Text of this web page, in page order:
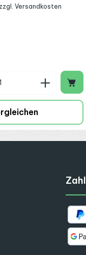
Wert ein
Versandkosten
Gib